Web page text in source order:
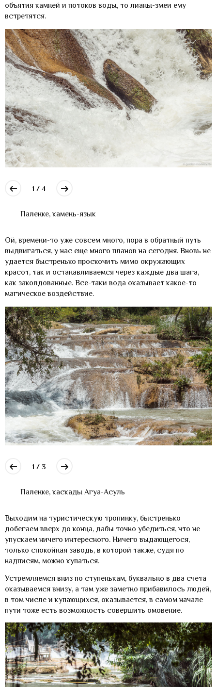
объятия камней и потоков воды, то лианы-змеи ему
встретятся.
1 / 4
Паленке, камень-язык
Ой, времени-то уже совсем много, пора в обратный путь
выдвигаться, у нас еще много планов на сегодня. Вновь не
удается быстренько проскочить мимо окружающих
красот, так и останавливаемся через каждые два шага,
как заколдованные. Все-таки вода оказывает какое-то
магическое воздействие.
1 / 3
Паленке, каскады Агуа-Асуль
Выходим на туристическую тропинку, быстренько
добегаем вверх до конца, дабы точно убедиться, что не
упускаем ничего интересного. Ничего выдающегося,
только спокойная заводь, в которой также, судя по
надписям, можно купаться.
Устремляемся вниз по ступенькам, буквально в два счета
оказываемся внизу, а там уже заметно прибавилось людей,
в том числе и купающихся, оказывается, в самом начале
пути тоже есть возможность совершить омовение.